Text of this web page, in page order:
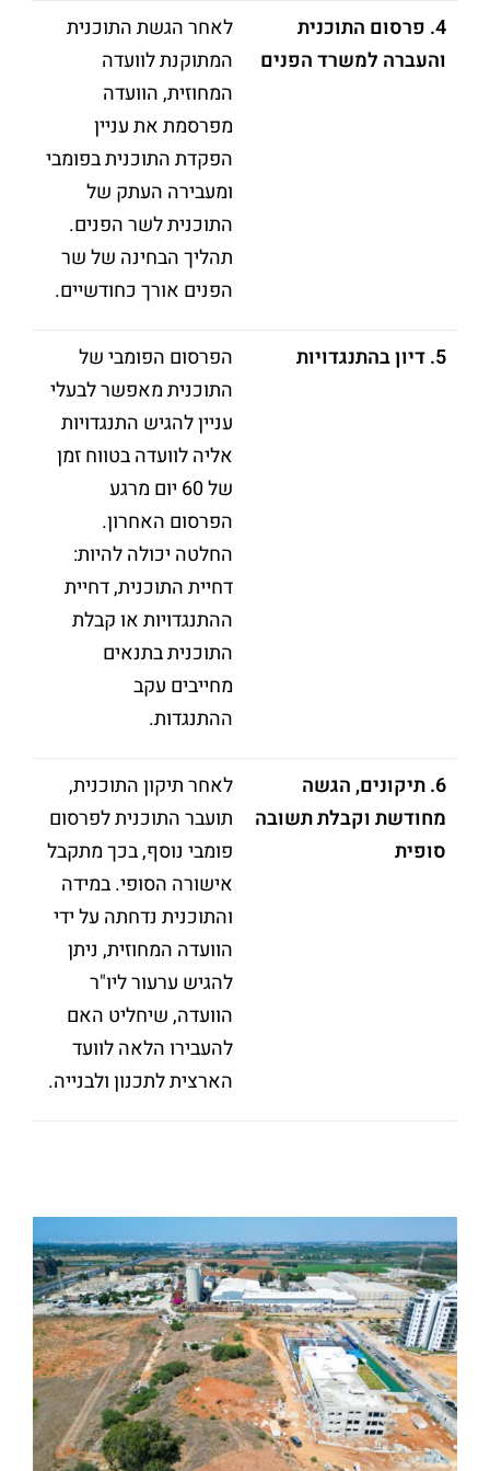
4. פרסום התוכנית
והעברה למשרד הפנים
לאחר הגשת התוכנית
המתוקנת לוועדה
המחוזית, הוועדה
מפרסמת את עניין
הפקדת התוכנית בפומבי
ומעבירה העתק של
התוכנית לשר הפנים.
תהליך הבחינה של שר
הפנים אורך כחודשיים.
5. דיון בהתנגדויות
הפרסום הפומבי של
התוכנית מאפשר לבעלי
עניין להגיש התנגדויות
אליה לוועדה בטווח זמן
של 60 יום מרגע
הפרסום האחרון.
החלטה יכולה להיות:
דחיית התוכנית, דחיית
ההתנגדויות או קבלת
התוכנית בתנאים
מחייבים עקב
ההתנגדות.
6. תיקונים, הגשה
מחודשת וקבלת תשובה
סופית
לאחר תיקון התוכנית,
תועבר התוכנית לפרסום
פומבי נוסף, בכך מתקבל
אישורה הסופי. במידה
והתוכנית נדחתה על ידי
הוועדה המחוזית, ניתן
להגיש ערעור ליו"ר
הוועדה, שיחליט האם
להעבירו הלאה לוועד
הארצית לתכנון ולבנייה.